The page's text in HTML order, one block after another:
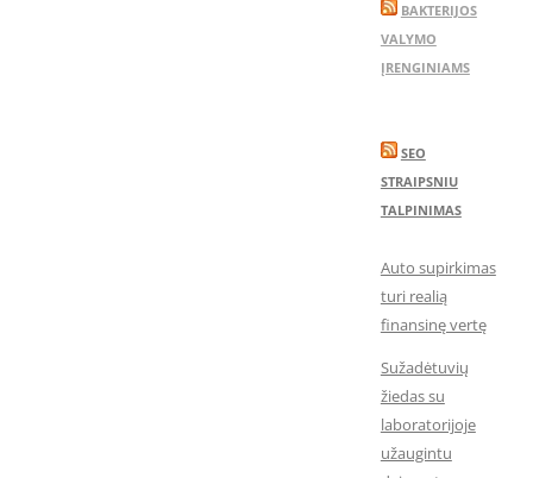
BAKTERIJOS
VALYMO
ĮRENGINIAMS
SEO
STRAIPSNIU
TALPINIMAS
Auto supirkimas
turi realią
finansinę vertę
Sužadėtuvių
žiedas su
laboratorijoje
užaugintu